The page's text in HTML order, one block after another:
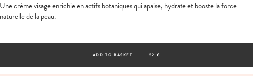
Une crème visage enrichie en actifs botaniques qui apaise, hydrate et booste la force
naturelle de la peau.
ADD TO BASKET 52 €